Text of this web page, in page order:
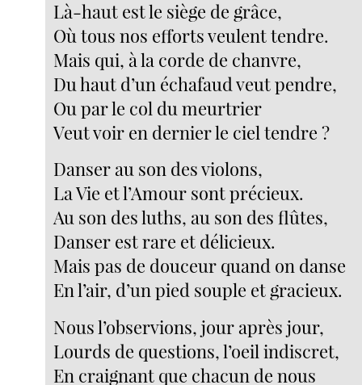
Là-haut est le siège de grâce,
Où tous nos efforts veulent tendre.
Mais qui, à la corde de chanvre,
Du haut d’un échafaud veut pendre,
Ou par le col du meurtrier
Veut voir en dernier le ciel tendre ?
Danser au son des violons,
La Vie et l’Amour sont précieux.
Au son des luths, au son des flûtes,
Danser est rare et délicieux.
Mais pas de douceur quand on danse
En l’air, d’un pied souple et gracieux.
Nous l’observions, jour après jour,
Lourds de questions, l’oeil indiscret,
En craignant que chacun de nous